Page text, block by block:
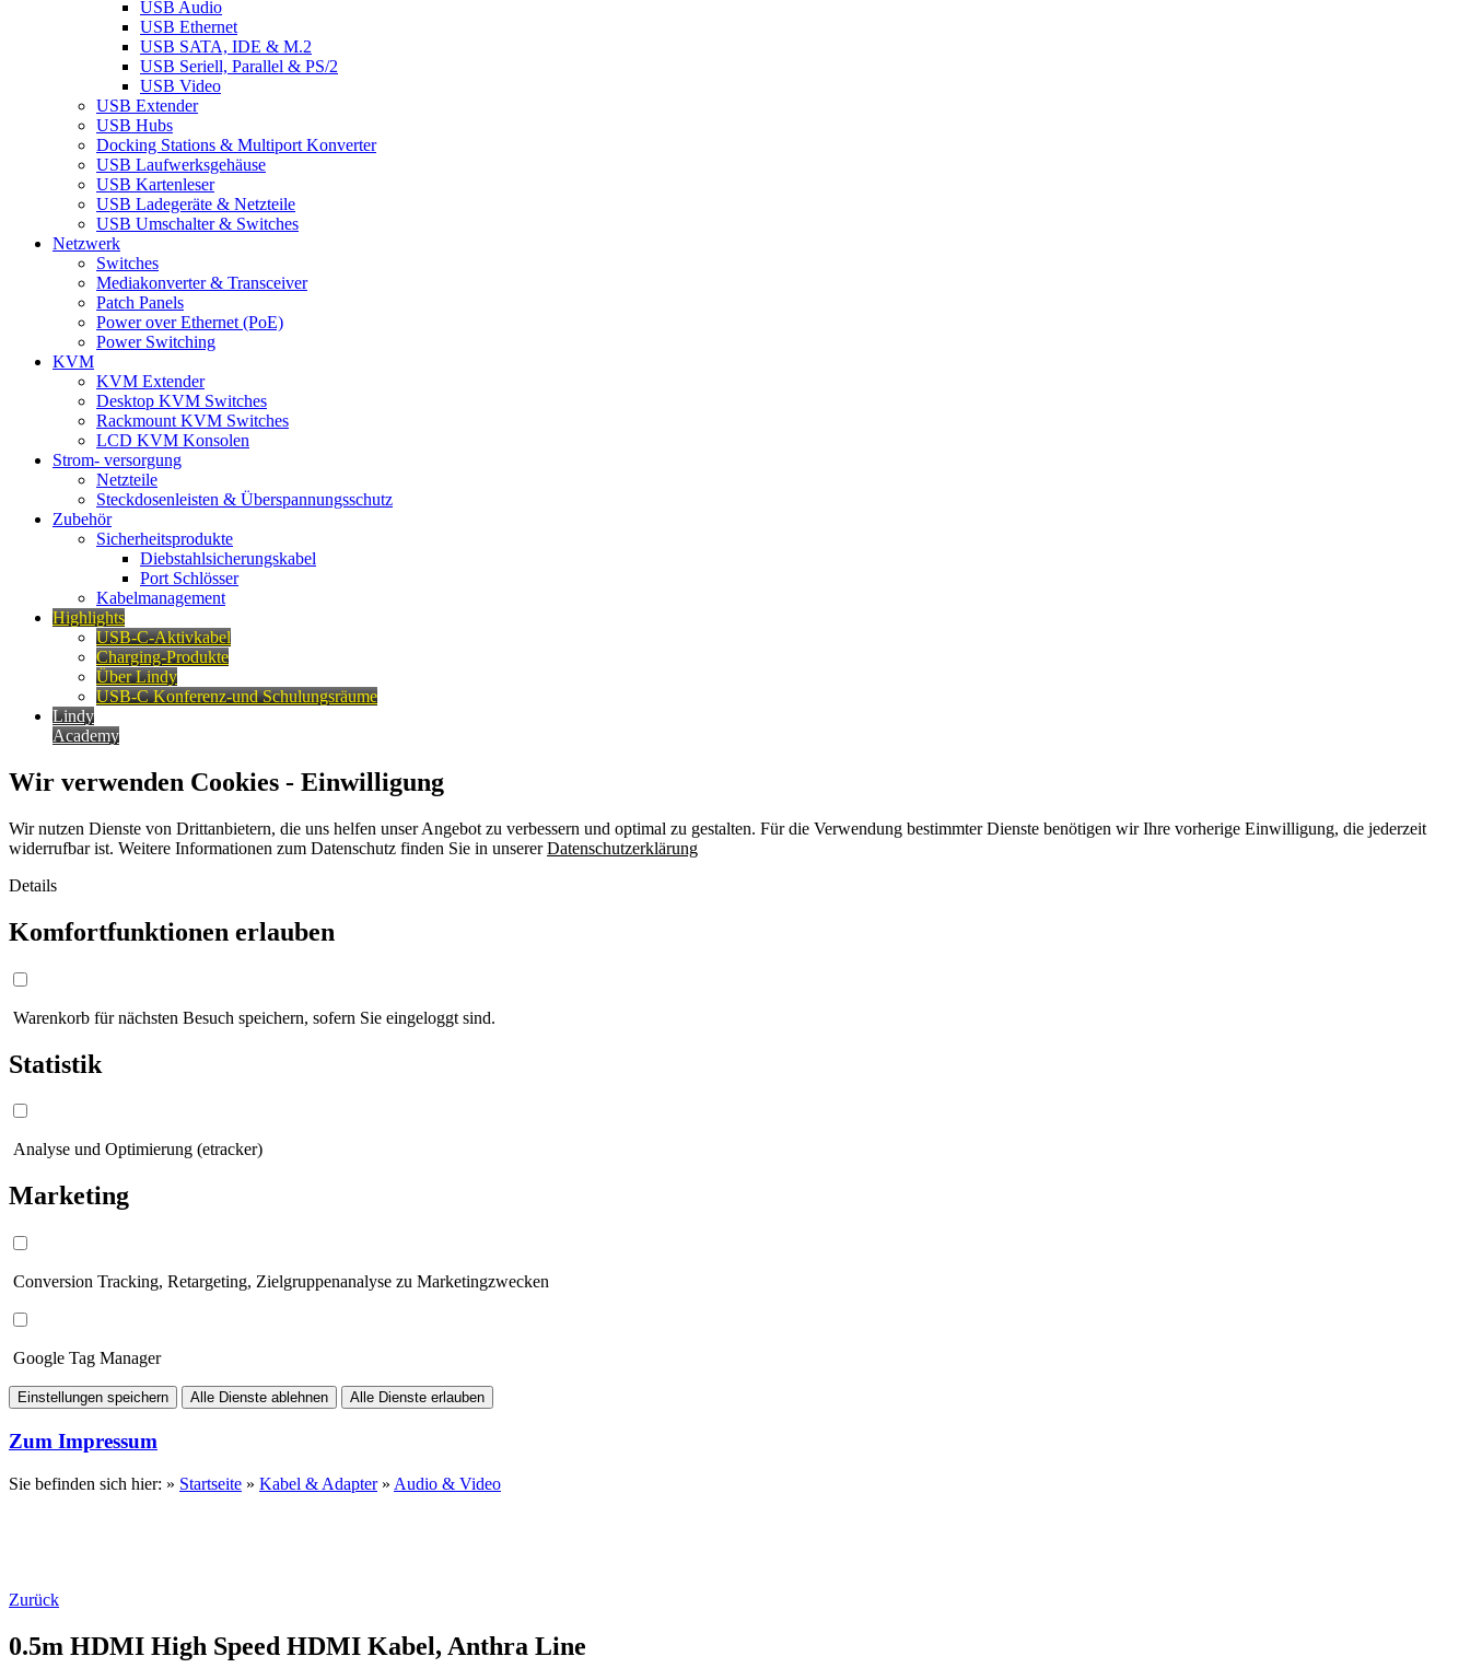
USB Audio
USB Ethernet
USB SATA, IDE & M.2
USB Seriell, Parallel & PS/2
USB Video
USB Extender
USB Hubs
Docking Stations & Multiport Konverter
USB Laufwerksgehäuse
USB Kartenleser
USB Ladegeräte & Netzteile
USB Umschalter & Switches
Netzwerk
Switches
Mediakonverter & Transceiver
Patch Panels
Power over Ethernet (PoE)
Power Switching
KVM
KVM Extender
Desktop KVM Switches
Rackmount KVM Switches
LCD KVM Konsolen
Strom- versorgung
Netzteile
Steckdosenleisten & Überspannungsschutz
Zubehör
Sicherheitsprodukte
Diebstahlsicherungskabel
Port Schlösser
Kabelmanagement
Highlights
USB-C-Aktivkabel
Charging-Produkte
Über Lindy
USB-C Konferenz-und Schulungsräume
Lindy
Academy
Wir verwenden Cookies - Einwilligung
Wir nutzen Dienste von Drittanbietern, die uns helfen unser Angebot zu verbessern und optimal zu gestalten. Für die Verwendung bestimmter Dienste benötigen wir Ihre vorherige Einwilligung, die jederzeit
widerrufbar ist. Weitere Informationen zum Datenschutz finden Sie in unsererDatenschutzerklärung
Details
Komfortfunktionen erlauben
Warenkorb für nächsten Besuch speichern, sofern Sie eingeloggt sind.
Statistik
Analyse und Optimierung (etracker)
Marketing
Conversion Tracking, Retargeting, Zielgruppenanalyse zu Marketingzwecken
Google Tag Manager
Einstellungen speichern Alle Dienste ablehnen Alle Dienste erlauben
Zum Impressum
Sie befinden sich hier: » Startseite » Kabel & Adapter» Audio & Video
Zurück
0.5m HDMI High Speed HDMI Kabel, Anthra Line